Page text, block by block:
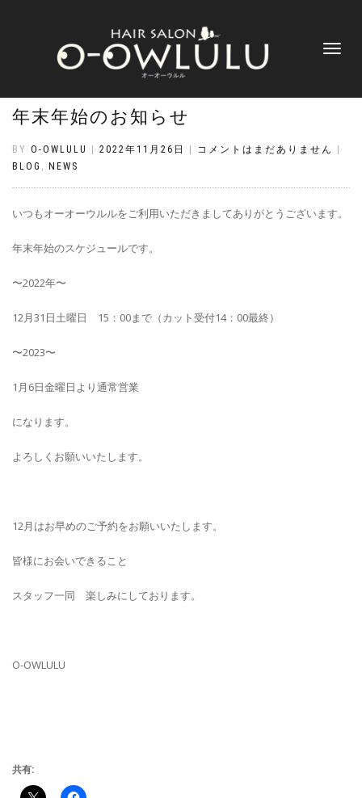
ナ
ー
切
替
年末年始のお知らせ
BY O-OWLULU 2022年11月26日 コメントはまだありません
BLOG , NEWS
いつもオーオーウルルをご利用いただきましてありがとうございます。
年末年始のスケジュールです。
〜2022年〜
12月31日土曜日 15：00まで（カット受付14：00最終）
〜2023〜
1月6日金曜日より通常営業
になります。
よろしくお願いいたします。
12月はお早めのご予約をお願いいたします。
皆様にお会いできること
スタッフ一同 楽しみにしております。
O-OWLULU
共有: